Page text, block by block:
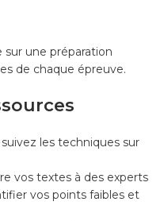
sur une préparation
de chaque épreuve.
suivez les techniques sur
vos textes à des experts
vos points faibles et